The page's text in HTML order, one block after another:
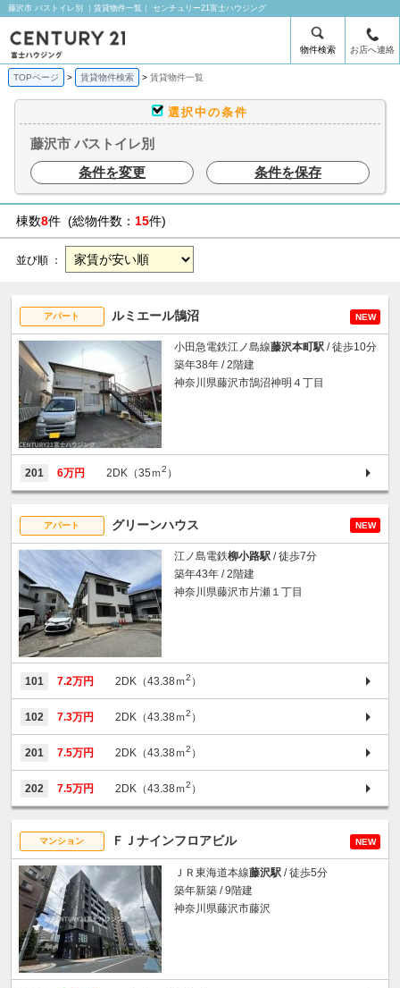
藤沢市 バストイレ別 ｜賃貸物件一覧｜ センチュリー21富士ハウジング
物件検索 お店へ連絡
TOPページ 賃貸物件検索 賃貸物件一覧
選択中の条件
藤沢市 バストイレ別
条件を変更
条件を保存
棟数8件 (総物件数： 15件)
並び順 ：
アパート ルミエール鵠沼 NEW
小田急電鉄江ノ島線藤沢本町駅 / 徒歩10分
築年38年 / 2階建
神奈川県藤沢市鵠沼神明４丁目
201 6万円 2DK（35ｍ2 ）
アパート グリーンハウス NEW
江ノ島電鉄柳小路駅 / 徒歩7分
築年43年 / 2階建
神奈川県藤沢市片瀬１丁目
101 7.2万円 2DK（43.38ｍ2 ）
102 7.3万円 2DK（43.38ｍ2 ）
201 7.5万円 2DK（43.38ｍ2 ）
202 7.5万円 2DK（43.38ｍ2 ）
マンション ＦＪナインフロアビル NEW
ＪＲ東海道本線藤沢駅 / 徒歩5分
築年新築 / 9階建
神奈川県藤沢市藤沢